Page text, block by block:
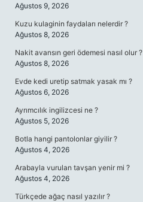
Ağustos 9, 2026
Kuzu kulaginin faydaları nelerdir ?
Ağustos 8, 2026
Nakit avansın geri ödemesi nasıl olur ?
Ağustos 8, 2026
Evde kedi uretip satmak yasak mı ?
Ağustos 6, 2026
Ayrımcılık ingilizcesi ne ?
Ağustos 5, 2026
Botla hangi pantolonlar giyilir ?
Ağustos 4, 2026
Arabayla vurulan tavşan yenir mi ?
Ağustos 4, 2026
Türkçede ağaç nasıl yazılır ?